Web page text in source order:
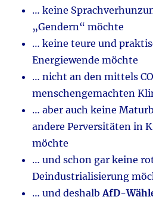
… keine
„Gendern“ möchte
… keine teure und
Energiewende möchte
… nicht an den mittels
menschengemachten
… aber auch keine
andere Perversitäten in
möchte
… und schon gar keine
Deindustrialisierung
… und deshalbAfD-